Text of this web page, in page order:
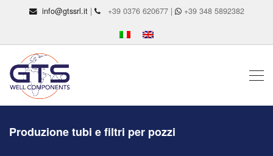
info@gtssrl.it| +39 0376 620677 | +39 348 5892382
Produzione tubi e filtri per pozzi